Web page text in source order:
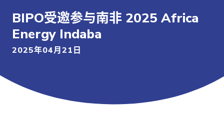
BIPO受邀参与南非 2025 Africa
Energy Indaba
2025年04月21日